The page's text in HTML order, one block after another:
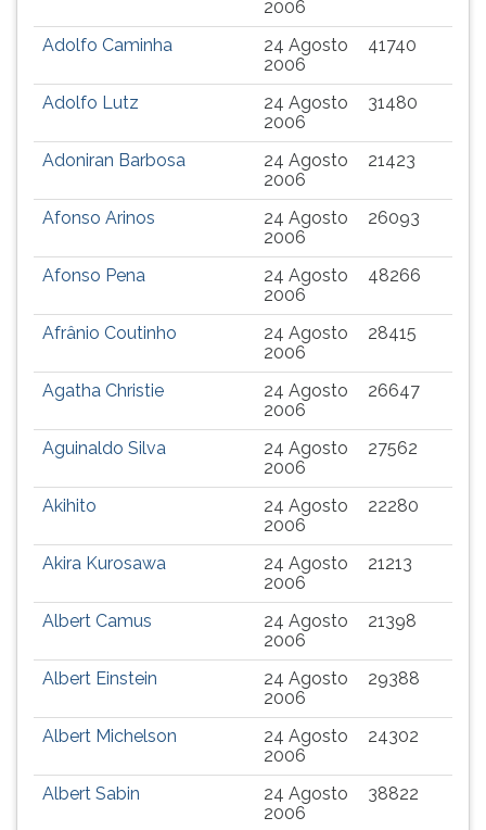
2006
Adolfo Caminha
24 Agosto
2006
41740
Adolfo Lutz
24 Agosto
2006
31480
Adoniran Barbosa
24 Agosto
2006
21423
Afonso Arinos
24 Agosto
2006
26093
Afonso Pena
24 Agosto
2006
48266
Afrânio Coutinho
24 Agosto
2006
28415
Agatha Christie
24 Agosto
2006
26647
Aguinaldo Silva
24 Agosto
2006
27562
Akihito
24 Agosto
2006
22280
Akira Kurosawa
24 Agosto
2006
21213
Albert Camus
24 Agosto
2006
21398
Albert Einstein
24 Agosto
2006
29388
Albert Michelson
24 Agosto
2006
24302
Albert Sabin
24 Agosto
2006
38822